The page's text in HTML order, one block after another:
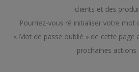
clients et des
Pourriez-vous ré initialiser votre mot
« Mot de passe oublié » de cette page
prochaines actions